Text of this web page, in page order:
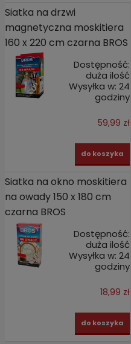
Siatka na drzwi
magnetyczna moskitiera
160 x 220 cm czarna BROS
Dostępność:
duża ilość
Wysyłka w: 24
godziny
59,99 zł
do koszyka
Siatka na okno moskitiera
na owady 150 x 180 cm
czarna BROS
Dostępność:
duża ilość
Wysyłka w: 24
godziny
18,99 zł
do koszyka